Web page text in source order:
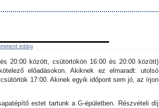
eddig
20:00 között, csütörtökön 16:00 és 20:00 között)
előadásokon. Akiknek ez elmaradt: utolsó
17:00. Akinek egyik időpont sem jó, az írjon
estet tartunk a G-épületben. Részvételi díj